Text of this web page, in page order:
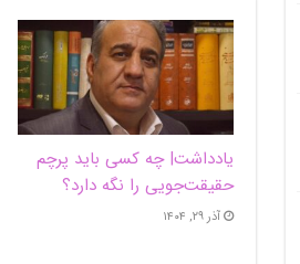
یادداشت| ‌چه کسی باید پرچم
حقیقت‌جویی را نگه دارد؟
آذر ۲۹, ۱۴۰۴